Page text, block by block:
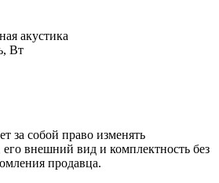
акустика
Вт
за собой право изменять
его внешний вид и комплектность без
продавца.